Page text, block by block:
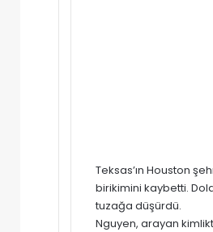
Teksas’ın Houston
birikimini kaybetti.
tuzağa düşürdü.
Nguyen, arayan